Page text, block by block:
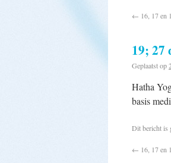
← 16, 17 en
19; 27
Geplaatst op
Hatha
basis
Dit bericht is
← 16, 17 en